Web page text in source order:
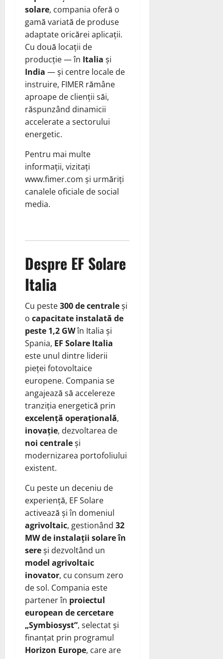
solare, compania oferă o
gamă variată de produse
adaptate oricărei aplicații.
Cu două locații de
producție — în Italia și
India — și centre locale de
instruire, FIMER rămâne
aproape de clienții săi,
răspunzând dinamicii
accelerate a sectorului
energetic.
Pentru mai multe
informații, vizitați
www.fimer.com și urmăriți
canalele oficiale de social
media.
Despre EF Solare
Italia
Cu peste300 de centraleși
o capacitate instalată de
peste 1,2 GWîn Italia și
Spania, EF Solare Italia
este unul dintre liderii
pieței fotovoltaice
europene. Compania se
angajează să accelereze
tranziția energetică prin
excelență operațională,
inovație, dezvoltarea de
noi centraleși
modernizarea portofoliului
existent.
Cu peste un deceniu de
experiență, EF Solare
activează și în domeniul
agrivoltaic, gestionând 32
MW de instalații solare în
sereși dezvoltând un
model agrivoltaic
inovator, cu consum zero
de sol. Compania este
partener în proiectul
european de cercetare
„Symbiosyst”, selectat și
finanțat prin programul
Horizon Europe, care are